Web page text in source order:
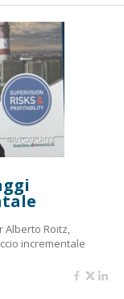
Alberto Roitz,
incrementale